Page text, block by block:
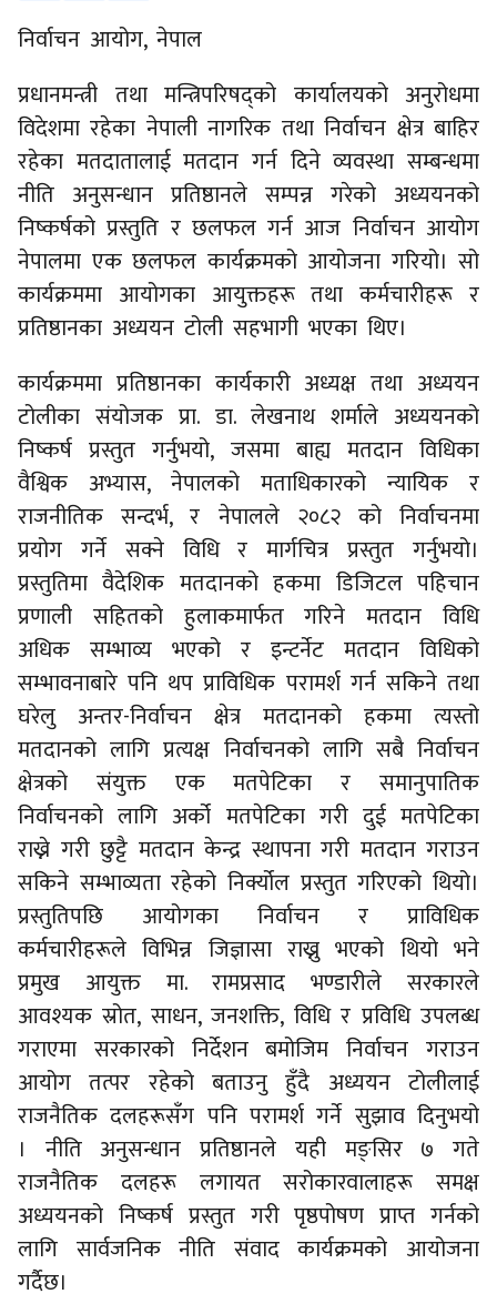
निर्वाचन आयोग, नेपाल
प्रधानमन्त्री तथा मन्त्रिपरिषद्को कार्यालयको अनुरोधमा
विदेशमा रहेका नेपाली नागरिक तथा निर्वाचन क्षेत्र बाहिर
रहेका मतदातालाई मतदान गर्न दिने व्यवस्था सम्बन्धमा
नीति अनुसन्धान प्रतिष्ठानले सम्पन्न गरेको अध्ययनको
निष्कर्षको प्रस्तुति र छलफल गर्न आज निर्वाचन आयोग
नेपालमा एक छलफल कार्यक्रमको आयोजना गरियो। सो
कार्यक्रममा आयोगका आयुक्तहरू तथा कर्मचारीहरू र
प्रतिष्ठानका अध्ययन टोली सहभागी भएका थिए।
कार्यक्रममा प्रतिष्ठानका कार्यकारी अध्यक्ष तथा अध्ययन
टोलीका संयोजक प्रा. डा. लेखनाथ शर्माले अध्ययनको
निष्कर्ष प्रस्तुत गर्नुभयो, जसमा बाह्य मतदान विधिका
वैश्विक अभ्यास, नेपालको मताधिकारको न्यायिक र
राजनीतिक सन्दर्भ, र नेपालले २०८२ को निर्वाचनमा
प्रयोग गर्ने सक्ने विधि र मार्गचित्र प्रस्तुत गर्नुभयो।
प्रस्तुतिमा वैदेशिक मतदानको हकमा डिजिटल पहिचान
प्रणाली सहितको हुलाकमार्फत गरिने मतदान विधि
अधिक सम्भाव्य भएको र इन्टर्नेट मतदान विधिको
सम्भावनाबारे पनि थप प्राविधिक परामर्श गर्न सकिने तथा
घरेलु अन्तर-निर्वाचन क्षेत्र मतदानको हकमा त्यस्तो
मतदानको लागि प्रत्यक्ष निर्वाचनको लागि सबै निर्वाचन
क्षेत्रको संयुक्त एक मतपेटिका र समानुपातिक
निर्वाचनको लागि अर्को मतपेटिका गरी दुई मतपेटिका
राख्ने गरी छुट्टै मतदान केन्द्र स्थापना गरी मतदान गराउन
सकिने सम्भाव्यता रहेको निर्क्योल प्रस्तुत गरिएको थियो।
प्रस्तुतिपछि आयोगका निर्वाचन र प्राविधिक
कर्मचारीहरूले विभिन्न जिज्ञासा राख्नु भएको थियो भने
प्रमुख आयुक्त मा. रामप्रसाद भण्डारीले सरकारले
आवश्यक स्रोत, साधन, जनशक्ति, विधि र प्रविधि उपलब्ध
गराएमा सरकारको निर्देशन बमोजिम निर्वाचन गराउन
आयोग तत्पर रहेको बताउनु हुँदै अध्ययन टोलीलाई
राजनैतिक दलहरूसँग पनि परामर्श गर्ने सुझाव दिनुभयो
। नीति अनुसन्धान प्रतिष्ठानले यही मङ्सिर ७ गते
राजनैतिक दलहरू लगायत सरोकारवालाहरू समक्ष
अध्ययनको निष्कर्ष प्रस्तुत गरी पृष्ठपोषण प्राप्त गर्नको
लागि सार्वजनिक नीति संवाद कार्यक्रमको आयोजना
गर्दैछ।